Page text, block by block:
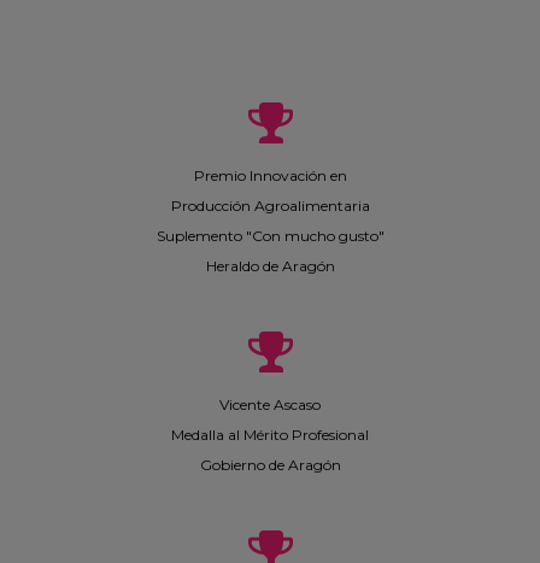
Premio Innovación en
Producción Agroalimentaria
Suplemento "Con mucho gusto"
Heraldo de Aragón
Vicente Ascaso
Medalla al Mérito Profesional
Gobierno de Aragón